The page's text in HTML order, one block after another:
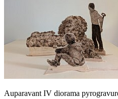
Auparavant IV diorama